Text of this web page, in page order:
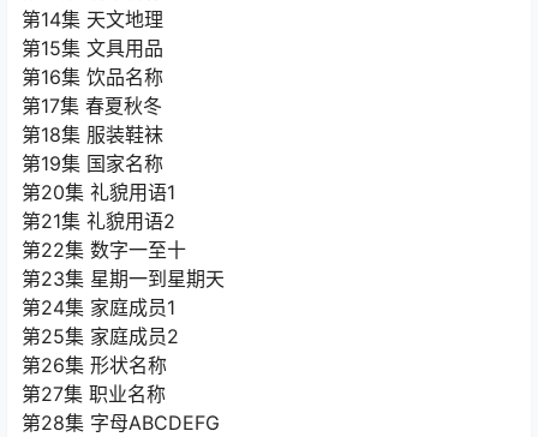
第14集 天文地理
第15集 文具用品
第16集 饮品名称
第17集 春夏秋冬
第18集 服装鞋袜
第19集 国家名称
第20集 礼貌用语1
第21集 礼貌用语2
第22集 数字一至十
第23集 星期一到星期天
第24集 家庭成员1
第25集 家庭成员2
第26集 形状名称
第27集 职业名称
第28集 字母ABCDEFG